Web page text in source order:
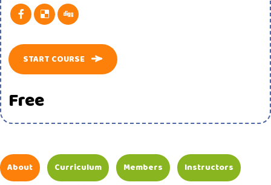
START COURSE
Free
About Curriculum Members Instructors